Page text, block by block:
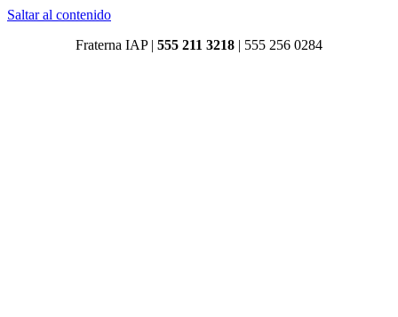
Saltar al contenido
Fraterna IAP | 555 211 3218 | 555 256 0284